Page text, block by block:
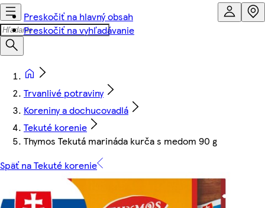
Preskočiť na hlavný obsah
Preskočiť na vyhľadávanie
Trvanlivé potraviny
Koreniny a dochucovadlá
Tekuté korenie
Thymos Tekutá marináda kurča s medom 90 g
Späť na Tekuté korenie